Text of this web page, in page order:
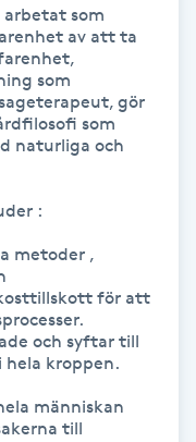
som
av att ta
som
gör
som
naturliga och
:
metoder ,
för att
och syftar till
hela kroppen.
människan
till